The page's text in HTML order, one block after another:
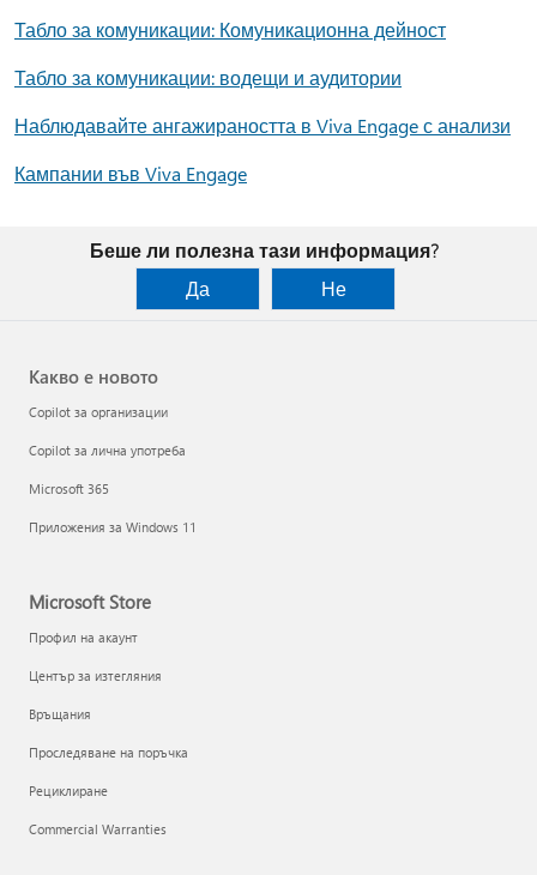
Табло за комуникации: Комуникационна дейност
Табло за комуникации: водещи и аудитории
Наблюдавайте ангажираността в Viva Engage с анализи
Кампании във Viva Engage
Беше ли полезна тази информация?
Да
Не
Какво е новото
Copilot за организации
Copilot за лична употреба
Microsoft 365
Приложения за Windows 11
Microsoft Store
Профил на акаунт
Център за изтегляния
Връщания
Проследяване на поръчка
Рециклиране
Commercial Warranties